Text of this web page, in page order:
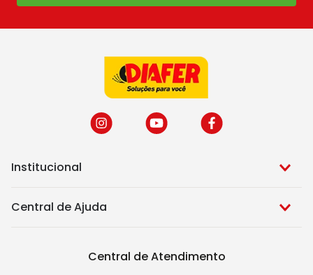
Institucional
Central de Ajuda
Central de Atendimento